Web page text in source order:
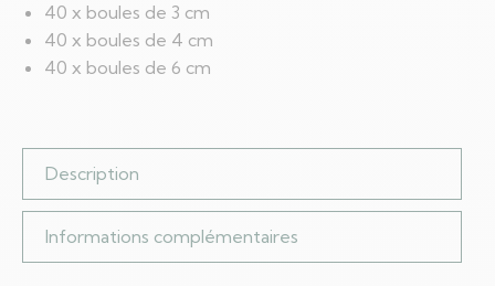
40 x boules de 3 cm
40 x boules de 4 cm
40 x boules de 6 cm
Description
Informations complémentaires